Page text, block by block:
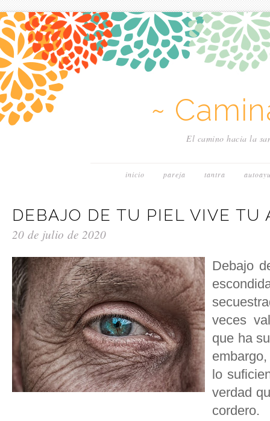
~
El camino hacia la
inicio pareja tantra
DEBAJO DE TU PIEL VIVE TU
20 de julio de 2020
Debajo
veces
que ha
lo
verdad
cordero.